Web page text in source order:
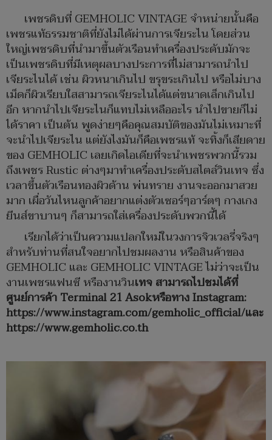
เพชรดิบที่ GEMHOLIC VINTAGE จำหน่ายนั้นคือ
เพชรแท้ธรรมชาติที่ยังไม่ได้ผ่านการเจียระไน โดยส่วน
ใหญ่เพชรดิบที่นำมาขึ้นตัวเรือนทำเครื่องประดับมักจะ
เป็นเพชรดิบที่มีเหตุผลบางประการที่ไม่สามารถนำไป
เจียระไนได้ เช่น ผิวหนาเกินไป ขรุขระเกินไป หรือไม่บาง
เม็ดก็ผิวเรียบใสสามารถเจียระไนได้แต่ขนาดเล็กเกินไป
อีก หากนำไปเจียระไนก็แทบไม่เหลืออะไร นำไปขายก็ไม่
ได้ราคา เป็นต้น พูดง่ายๆคือคุณสมบัติของมันไม่เหมาะที่
จะนำไปเจียระไน แต่ยังไงมันก็คือเพชรแท้ จะทิ้งก็เสียดาย
ของ GEMHOLIC เลยเกิดไอเดียที่จะนำเพชรพวกนี้รวม
ถึงเพชร Rustic ต่างๆมาทำเครื่องประดับสไตล์วินเทจ ซึ่ง
เวลาขึ้นตัวเรือนทองผิวด้าน พ่นทราย งานจะออกมาสวย
มาก เผื่อวันไหนลูกค้าอยากแต่งตัวเซอร์ๆอาร์ตๆ กางเกง
ยีนส์ขาบานๆ ก็สามารถใส่เครื่องประดับพวกนี้ได้
เรียกได้ว่าเป็นความแปลกใหม่ในวงการจิวเวลรี่จริงๆ
สำหรับท่านที่สนใจอยากไปชมผลงาน หรือสินค้าของ
GEMHOLIC และ GEMHOLIC VINTAGE ไม่ว่าจะเป็น
งานเพชรแฟนซี หรืองานวินเทจ สามารถไปชมได้ที่
ศูนย์การค้าTerminal 21 Asokหรือทาง Instagram:
https://www.instagram.com/gemholic_official/และ
https://www.gemholic.co.th